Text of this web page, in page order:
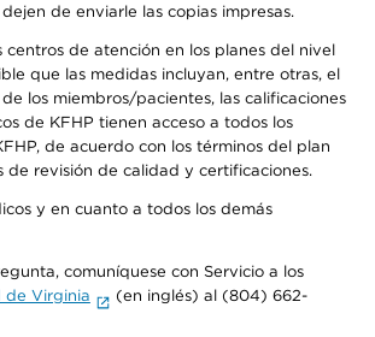
de enviarle las copias impresas.
de atención en los planes del nivel
que las medidas incluyan, entre otras, el
los miembros/pacientes, las calificaciones
de KFHP tienen acceso a todos los
de acuerdo con los términos del plan
de revisión de calidad y certificaciones.
y en cuanto a todos los demás
comuníquese con Servicio a los
de Virginia
(en inglés) al (804) 662-